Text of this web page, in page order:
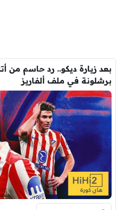
بعد زيارة ديكو.. رد حاسم من
برشلونة في ملف ألفاريز